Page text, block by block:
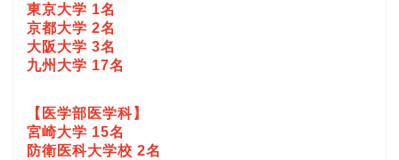
東京大学 1名
京都大学 2名
大阪大学 3名
九州大学 17名
【医学部医学科】
宮崎大学 15名
防衛医科大学校 2名